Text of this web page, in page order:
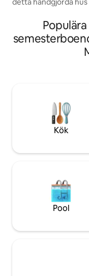
livstid av äventyr
10 minuter till den
huvudstranden
utforska de lokala
antikvitetsbutikerna.
Kök
Pool